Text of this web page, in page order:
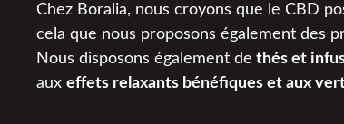
Chez Boralia, nous croyons que le CBD
cela que nous proposons également des
Nous disposons également de thés et
aux effets relaxants bénéfiques et aux